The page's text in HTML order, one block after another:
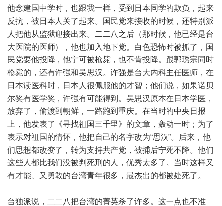
他念建国中学时，也跟我一样，受到日本同学的欺负，起来
反抗，被日本人关了起来。国民党来接收的时候，还特别派
人把他从监狱迎接出来。二二八之后（那时候，他已经是台
大医院的医师），他也加入地下党。白色恐怖时被抓了，国
民党要他投降，他宁可被枪毙，也不肯投降。跟郭琇宗同时
枪毙的，还有许强和吴思汉。许强是台大内科主任医师，在
日本读医科时，日本人很佩服他的才智；他们说，如果诺贝
尔奖有医学奖，许强有可能得到。吴思汉原本在日本学医，
放弃了，偷渡到朝鲜，一路跑到重庆。在当时的中央日报
上，他发表了《寻找祖国三千里》的文章，轰动一时；为了
表示对祖国的情怀，他把自己的名字改为“思汉”。后来，他
们思想都改变了，转为支持共产党，被捕后宁死不降。他们
这些人都比我们没被判死刑的人，优秀太多了。当时这样又
有才能、又勇敢的台湾青年很多，最杰出的都被处死了。
台独派说，二二八把台湾的菁英杀了许多。这一点也不准